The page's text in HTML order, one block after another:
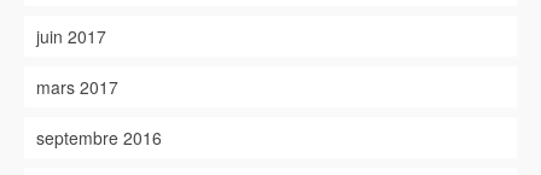
juin 2017
mars 2017
septembre 2016